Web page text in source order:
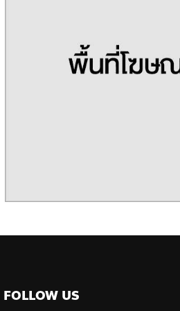
FOLLOW US